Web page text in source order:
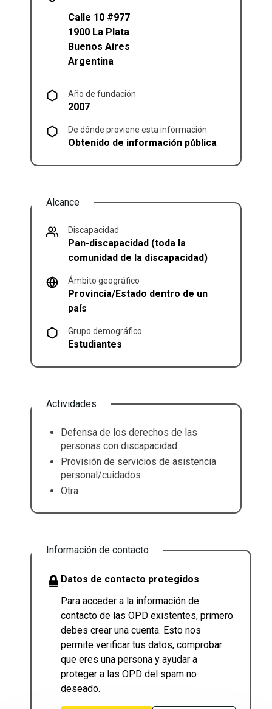
Calle 10 #977
1900 La Plata
Buenos Aires
Argentina
Año de fundación
2007
De dónde proviene esta información
Obtenido de información pública
Alcance
Discapacidad
Pan-discapacidad (toda la
comunidad de la discapacidad)
Ámbito geográfico
Provincia/Estado dentro de un
país
Grupo demográfico
Estudiantes
Actividades
Defensa de los derechos de las
personas con discapacidad
Provisión de servicios de asistencia
personal/cuidados
Otra
Información de contacto
Datos de contacto protegidos
Para acceder a la información de
contacto de las OPD existentes, primero
debes crear una cuenta. Esto nos
permite verificar tus datos, comprobar
que eres una persona y ayudar a
proteger a las OPD del spam no
deseado.